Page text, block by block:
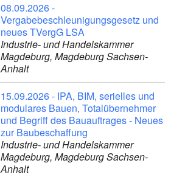
08.09.2026 -
Vergabebeschleunigungsgesetz und
neues TVergG LSA
Industrie- und Handelskammer
Magdeburg, Magdeburg Sachsen-
Anhalt
15.09.2026 - IPA, BIM, serielles und
modulares Bauen, Totalübernehmer
und Begriff des Bauauftrages - Neues
zur Baubeschaffung
Industrie- und Handelskammer
Magdeburg, Magdeburg Sachsen-
Anhalt